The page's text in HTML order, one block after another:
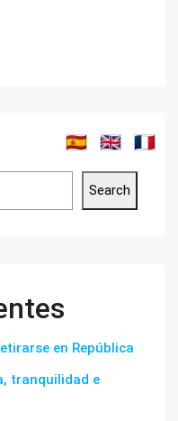
Search
en República
tranquilidad e